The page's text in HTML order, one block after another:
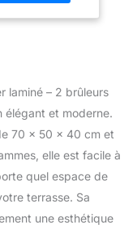
laminé – 2 brûleurs
élégant et moderne.
70 x 50 x 40 cm et
elle est facile à
quel espace de
terrasse. Sa
une esthétique